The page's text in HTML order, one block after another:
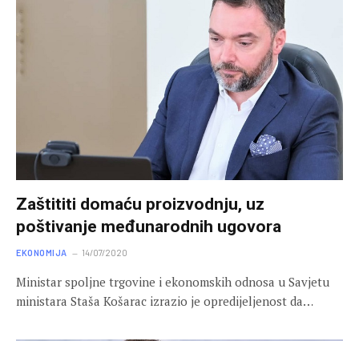
Zaštititi domaću proizvodnju, uz
poštivanje međunarodnih ugovora
EKONOMIJA 14/07/2020
Ministar spoljne trgovine i ekonomskih odnosa u Savjetu
ministara Staša Košarac izrazio je opredijeljenost da…